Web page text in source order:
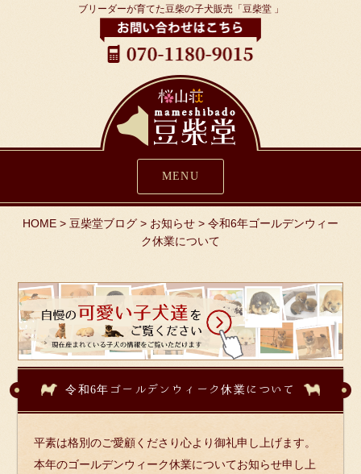
ブリーダーが育てた豆柴の子犬販売「豆柴堂 」
MENU
HOME > 豆柴堂ブログ> お知らせ > 令和6年ゴールデンウィー
ク休業について
令和6年ゴールデンウィーク休業について
平素は格別のご愛顧くださり心より御礼申し上げます。
本年のゴールデンウィーク休業についてお知らせ申し上